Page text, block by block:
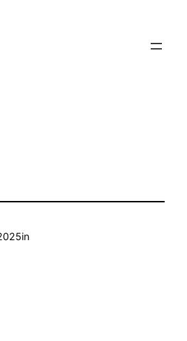
in